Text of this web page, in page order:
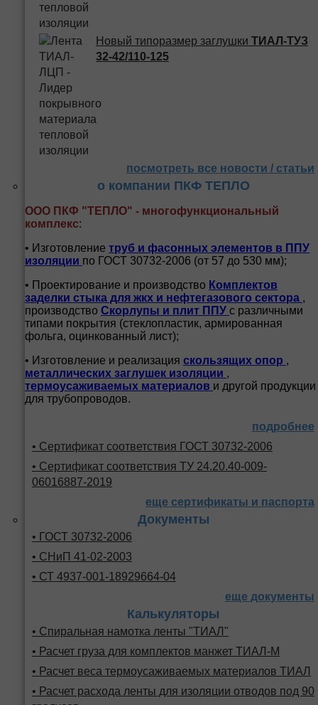
Новый типоразмер заглушки ТИАЛ-ТУЗ
32-42/110-125
посмотреть все новости / статьи
о компании ПКФ ТЕПЛО
ООО ПКФ "ТЕПЛО" - многофункциональный
комплекс:
• Изготовление труб и фасонных элементов в ППУ
изоляции по ГОСТ 30732-2006 (от 57 до 530 мм);
• Проектирование и производство Комплектов
заделки стыка для жкх и нефтегазового сектора ,
производство Скорлупы и плит ППУ с различными
типами покрытия (стеклопластик, армированная
фольга, оцинкованный лист);
• Изготовление и реализация скользящих опор ,
металлических заглушек изоляции ,
термоусаживаемых материалов и другой продукции
для трубопроводов.
подробнее
• Сертификат соответствия ГОСТ 30732-2006
• Сертификат соответствия ТУ 24.20.40-009-
06016887-2019
еще сертификаты и паспорта
Документы
• ГОСТ 30732-2006
• СНиП 41-02-2003
• СТ 4937-001-18929664-04
еще документы
Калькуляторы
• Спиральная намотка ленты "ТИАЛ"
• Расчет груза для комплектов манжет ТИАЛ-М
• Расчет веса термоусаживаемых материалов ТИАЛ
• Расчет расхода ленты для изоляции отводов под 90